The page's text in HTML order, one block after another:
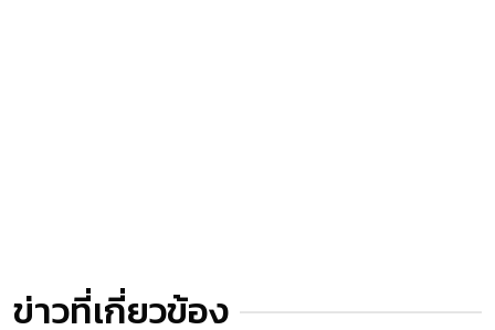
ข่าวที่เกี่ยวข้อง